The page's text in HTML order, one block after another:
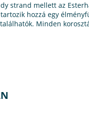
strand mellett az
hozzá egy
Minden